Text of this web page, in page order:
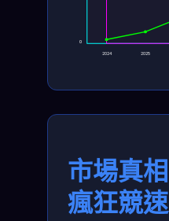
0
2024 2025
市場真
瘋狂競速